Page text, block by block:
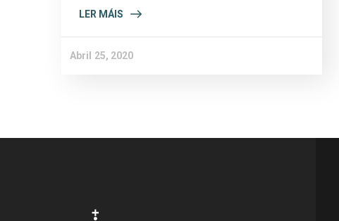
LER MÁIS
Abril 25, 2020